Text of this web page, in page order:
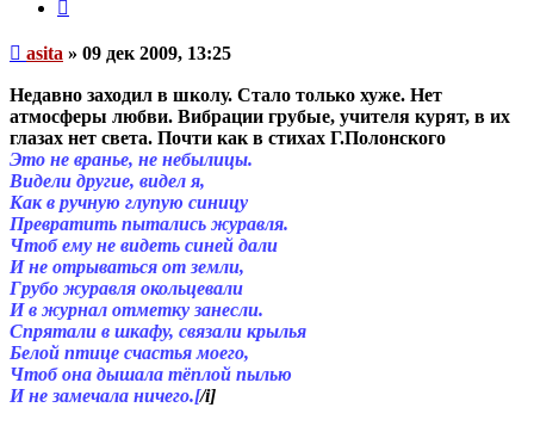
Непрочитанное
сообщение
asita » 09 дек 2009, 13:25
Недавно заходил в школу. Стало только хуже. Нет
атмосферы любви. Вибрации грубые, учителя курят, в их
глазах нет света. Почти как в стихах Г.Полонского
Это не вранье, не небылицы.
Видели другие, видел я,
Как в ручную глупую синицу
Превратить пытались журавля.
Чтоб ему не видеть синей дали
И не отрываться от земли,
Грубо журавля окольцевали
И в журнал отметку занесли.
Спрятали в шкафу, связали крылья
Белой птице счастья моего,
Чтоб она дышала тёплой пылью
И не замечала ничего.[/i]